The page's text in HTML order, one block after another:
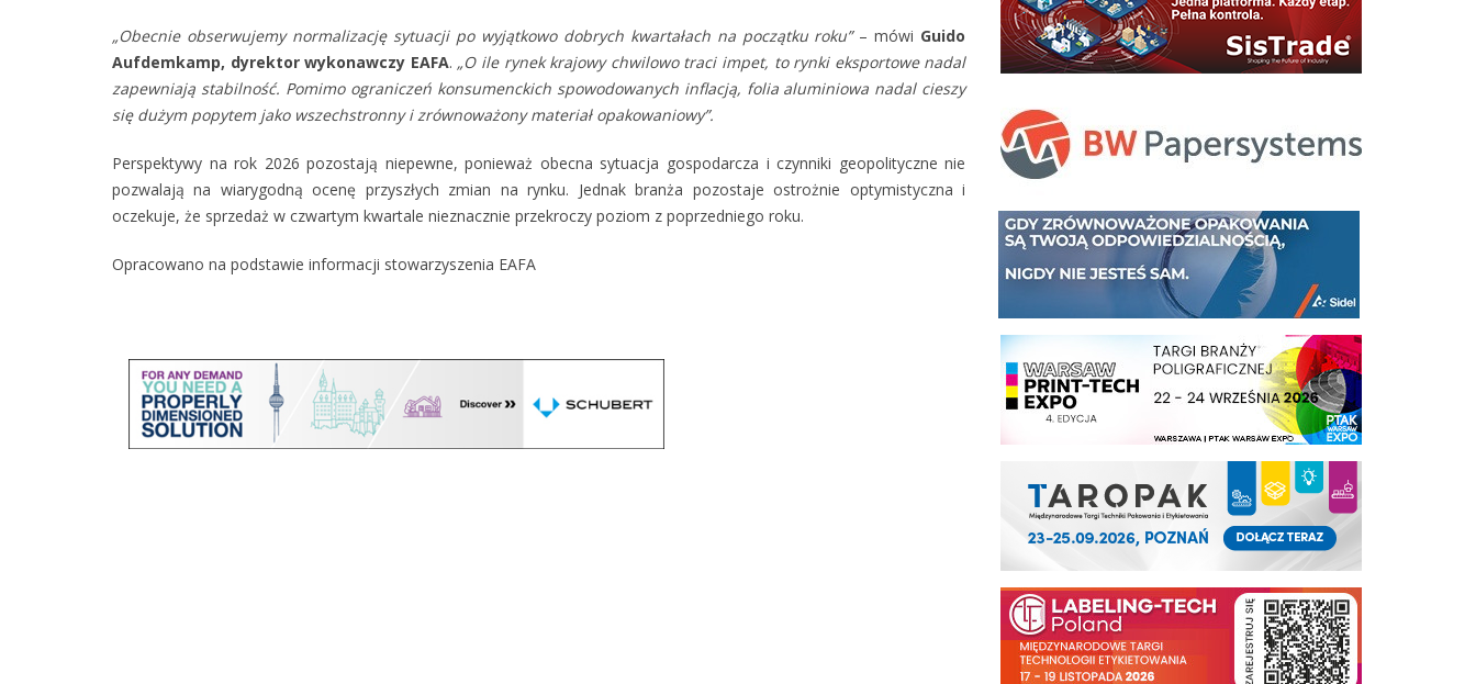
„Obecnie obserwujemy normalizację sytuacji po wyjątkowo dobrych kwartałach na początku roku”– mówi Guido
Aufdemkamp, dyrektor wykonawczy EAFA. „O ile rynek krajowy chwilowo traci impet, to rynki eksportowe nadal
zapewniają stabilność. Pomimo ograniczeń konsumenckich spowodowanych inflacją, folia aluminiowa nadal cieszy
się dużym popytem jako wszechstronny i zrównoważony materiał opakowaniowy”.
Perspektywy na rok 2026 pozostają niepewne, ponieważ obecna sytuacja gospodarcza i czynniki geopolityczne nie
pozwalają na wiarygodną ocenę przyszłych zmian na rynku. Jednak branża pozostaje ostrożnie optymistyczna i
oczekuje, że sprzedaż w czwartym kwartale nieznacznie przekroczy poziom z poprzedniego roku.
Opracowano na podstawie informacji stowarzyszenia EAFA